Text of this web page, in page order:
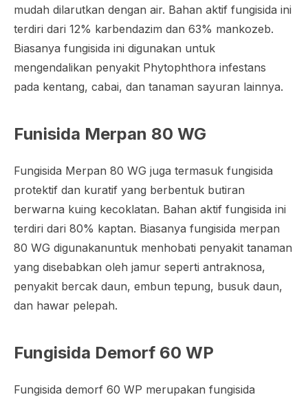
mudah dilarutkan dengan air. Bahan aktif fungisida ini
terdiri dari 12% karbendazim dan 63% mankozeb.
Biasanya fungisida ini digunakan untuk
mengendalikan penyakit Phytophthora infestans
pada kentang, cabai, dan tanaman sayuran lainnya.
Funisida Merpan 80 WG
Fungisida Merpan 80 WG juga termasuk fungisida
protektif dan kuratif yang berbentuk butiran
berwarna kuing kecoklatan. Bahan aktif fungisida ini
terdiri dari 80% kaptan. Biasanya fungisida merpan
80 WG digunakanuntuk menhobati penyakit tanaman
yang disebabkan oleh jamur seperti antraknosa,
penyakit bercak daun, embun tepung, busuk daun,
dan hawar pelepah.
Fungisida Demorf 60 WP
Fungisida demorf 60 WP merupakan fungisida